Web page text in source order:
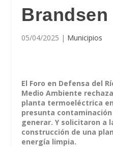
Brandsen
05/04/2025 | Municipios
El Foro en Defensa del
Medio Ambiente
planta termoeléctrica
presunta
generar. Y solicitaron a
construcción de una
energía limpia.